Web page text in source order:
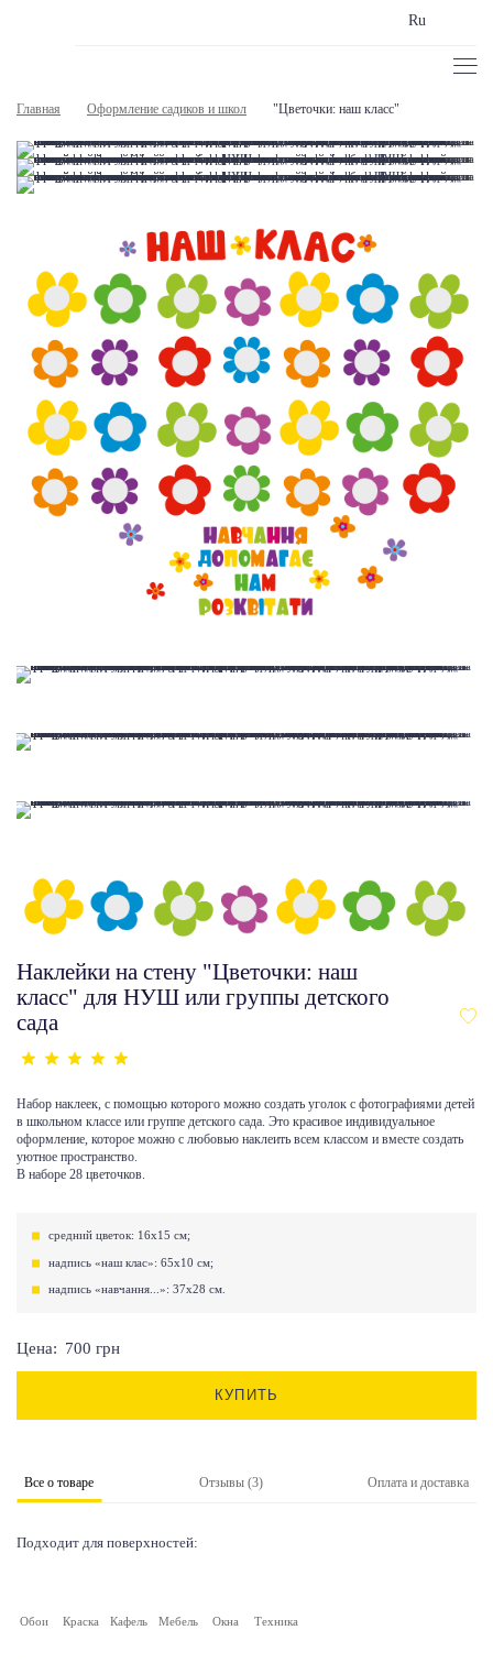
Ru
Главная Оформление садиков и школ "Цветочки: наш класс"
Наклейки на стену "Цветочки: наш
класс" для НУШ или группы детского
сада
Набор наклеек, с помощью которого можно создать уголок с фотографиями детей
в школьном классе или группе детского сада. Это красивое индивидуальное
оформление, которое можно с любовью наклеить всем классом и вместе создать
уютное пространство.
В наборе 28 цветочков.
средний цветок: 16х15 см;
надпись «наш клас»: 65х10 см;
надпись «навчання...»: 37х28 см.
Цена: 700 грн
КУПИТЬ
Все о товаре Отзывы (3) Оплата и доставка
Подходит для поверхностей:
Обои Краска Кафель Мебель Окна Техника